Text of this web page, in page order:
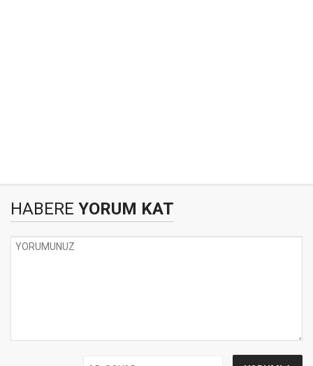
HABERE YORUM KAT